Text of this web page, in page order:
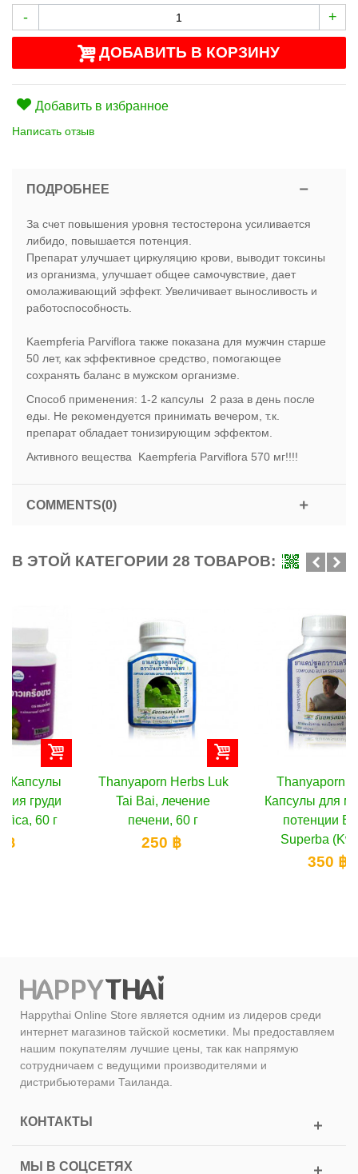
- +
ДОБАВИТЬ В КОРЗИНУ
Добавить в избранное
Написать отзыв
ПОДРОБНЕЕ
За счет повышения уровня тестостерона усиливается
либидо, повышается потенция.
Препарат улучшает циркуляцию крови, выводит токсины
из организма, улучшает общее самочувствие, дает
омолаживающий эффект. Увеличивает выносливость и
работоспособность.
Kaempferia Parviflora также показана для мужчин старше
50 лет, как эффективное средство, помогающее
сохранять баланс в мужском организме.
Способ применения: 1-2 капсулы 2 раза в день после
еды. Не рекомендуется принимать вечером, т.к.
препарат обладает тонизирующим эффектом.
Активного вещества Kaempferia Parviflora 570 мг!!!!
COMMENTS(0)
В ЭТОЙ КАТЕГОРИИ 28 ТОВАРОВ:
Thanyaporn Herbs Luk
Tai Bai, лечение
печени, 60 г
Thanyaporn Herbs
Капсулы для мужской
потенции Butea
Superba (Kwao...
Happythai Online Store является одним из лидеров среди
интернет магазинов тайской косметики. Мы предоставляем
нашим покупателям лучшие цены, так как напрямую
сотрудничаем с ведущими производителями и
дистрибьютерами Таиланда.
КОНТАКТЫ
МЫ В СОЦСЕТЯХ